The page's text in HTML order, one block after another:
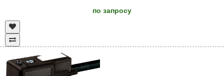
по запросу